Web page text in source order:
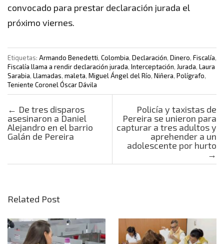
convocado para prestar declaración jurada el
próximo viernes.
Etiquetas: Armando Benedetti, Colombia, Declaración, Dinero, Fiscalía,
Fiscalía llama a rendir declaración jurada, Interceptación, Jurada, Laura
Sarabia, Llamadas, maleta, Miguel Ángel del Río, Niñera, Polígrafo,
Teniente Coronel Óscar Dávila
Post navigation
← De tres disparos
asesinaron a Daniel
Alejandro en el barrio
Galán de Pereira
Policía y taxistas de
Pereira se unieron para
capturar a tres adultos y
aprehender a un
adolescente por hurto
→
Related Post